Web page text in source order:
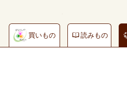
買いもの 読みもの